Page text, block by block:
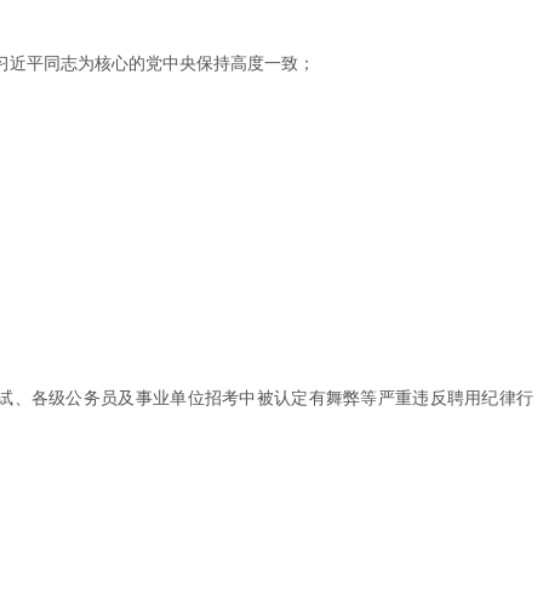
平同志为核心的党中央保持高度一致；
各级公务员及事业单位招考中被认定有舞弊等严重违反聘用纪律行